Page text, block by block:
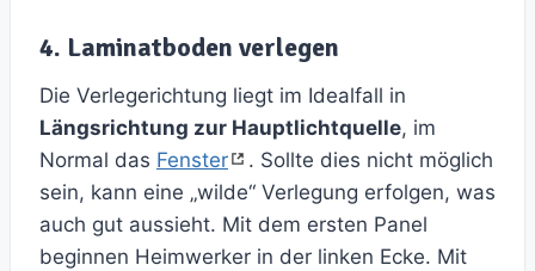
4. Laminatboden verlegen
Die Verlegerichtung liegt im Idealfall in
Längsrichtung zur Hauptlichtquelle, im
Normal das Fenster
. Sollte dies nicht möglich
sein, kann eine „wilde“ Verlegung erfolgen, was
auch gut aussieht. Mit dem ersten Panel
beginnen Heimwerker in der linken Ecke. Mit